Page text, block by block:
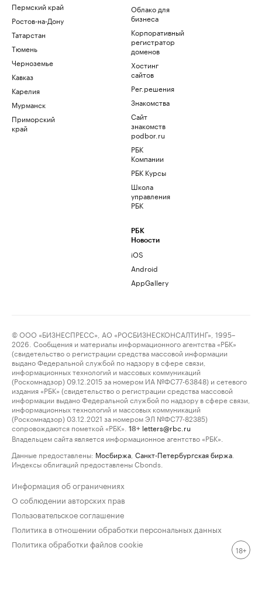
Пермский край
Ростов-на-Дону
Татарстан
Тюмень
Черноземье
Кавказ
Карелия
Мурманск
Приморский
край
Облако для
бизнеса
Корпоративный
регистратор
доменов
Хостинг
сайтов
Рег.решения
Знакомства
Сайт
знакомств
podbor.ru
РБК
Компании
РБК Курсы
Школа
управления
РБК
РБК
Новости
iOS
Android
AppGallery
© ООО «БИЗНЕСПРЕСС», АО «РОСБИЗНЕСКОНСАЛТИНГ», 1995–
2026. Сообщения и материалы информационного агентства «РБК»
(свидетельство о регистрации средства массовой информации
выдано Федеральной службой по надзору в сфере связи,
информационных технологий и массовых коммуникаций
(Роскомнадзор) 09.12.2015 за номером ИА №ФС77-63848) и сетевого
издания «РБК» (свидетельство о регистрации средства массовой
информации выдано Федеральной службой по надзору в сфере связи,
информационных технологий и массовых коммуникаций
(Роскомнадзор) 03.12.2021 за номером ЭЛ №ФС77-82385)
сопровождаются пометкой «РБК».
18+ letters@rbc.ru
Владельцем сайта является информационное агентство «РБК».
Данные предоставлены: Мосбиржа Санкт-Петербургская биржа
Индексы облигаций предоставлены Cbonds.
Информация об ограничениях
О соблюдении авторских прав
Пользовательское соглашение
Политика в отношении обработки персональных данных
Политика обработки файлов cookie
18+